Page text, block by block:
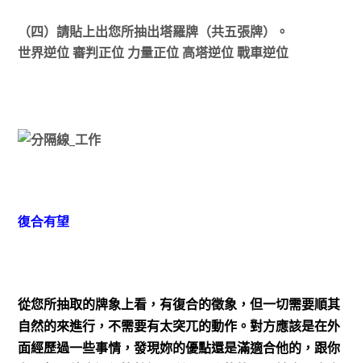
（四）請貼上出您所抽出塔羅牌（共五張牌）。
世界逆位 審判正位 力量正位 高塔逆位 戰車逆位
復合有望
從您所抽取的牌象上看，有復合的徵象，但一切需要順其
自然的來進行，不需要有太突兀的動作。對方應該是在外
面經歷過一些事情，發現妳的優點還是滿適合他的，跟你